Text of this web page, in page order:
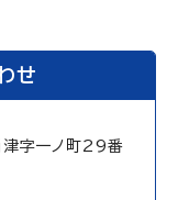
せ
字一ノ町29番